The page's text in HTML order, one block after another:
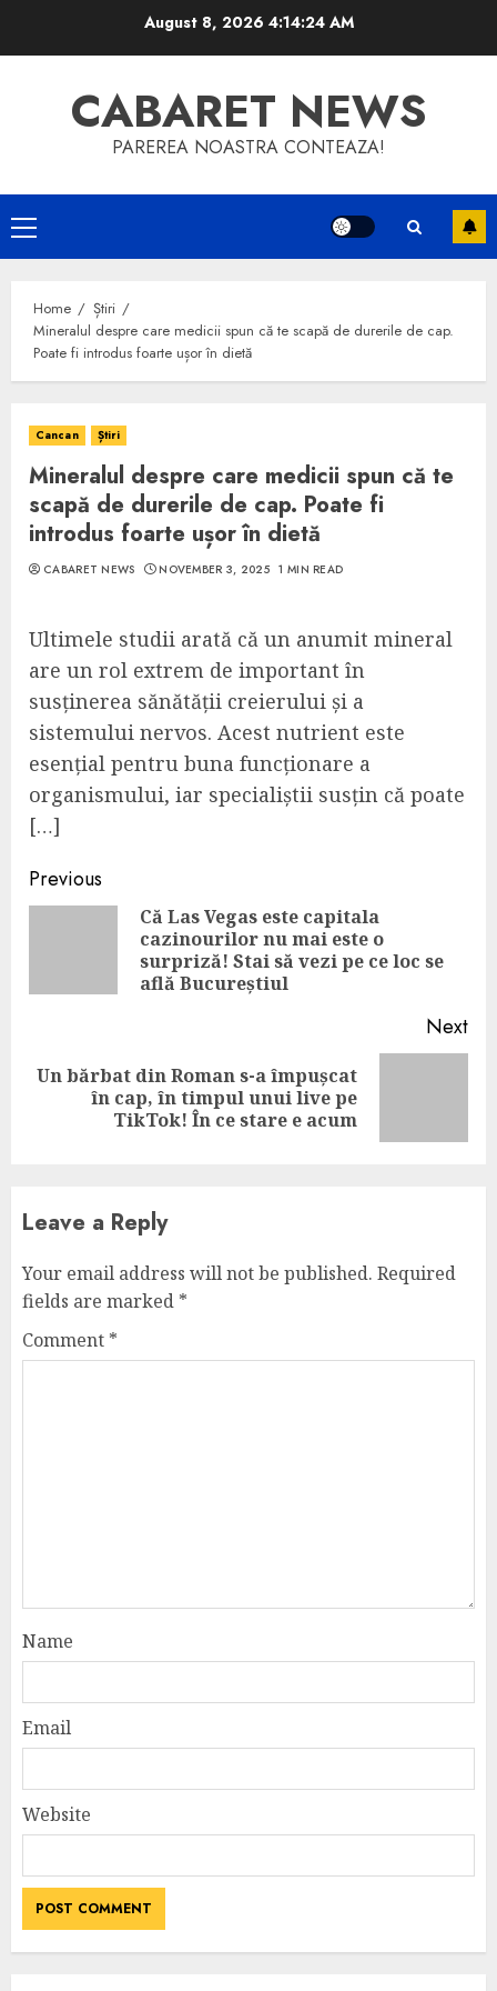
August 8, 2026 4:14:24 AM
CABARET NEWS
PAREREA NOASTRA CONTEAZA!
Primary
Menu
Home
Știri
Mineralul despre care medicii spun că te scapă de durerile de cap.
Poate fi introdus foarte ușor în dietă
Cancan Știri
Mineralul despre care medicii spun că te
scapă de durerile de cap. Poate fi
introdus foarte ușor în dietă
CABARET NEWS NOVEMBER 3, 2025 1 MIN READ
Ultimele studii arată că un anumit mineral
are un rol extrem de important în
susținerea sănătății creierului și a
sistemului nervos. Acest nutrient este
esențial pentru buna funcționare a
organismului, iar specialiștii susțin că poate
[…]
Continue
Reading
Previous
Că Las Vegas este capitala
cazinourilor nu mai este o
surpriză! Stai să vezi pe ce loc se
află Bucureștiul
Next
Next
Un bărbat din Roman s-a împușcat
în cap, în timpul unui live pe
TikTok! În ce stare e acum
Leave a Reply
Your email address will not be published. Required
fields are marked *
Comment *
Name
Email
Website